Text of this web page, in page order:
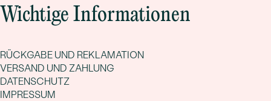
Wichtige Informationen
RÜCKGABE UND REKLAMATION
VERSAND UND ZAHLUNG
DATENSCHUTZ
IMPRESSUM